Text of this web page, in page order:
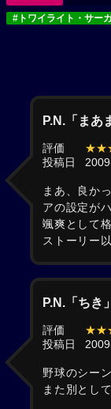
#トワイライト・サー
P.N.「まあ
評価
投稿日
まあ、良か
アの設定が
颯爽として
ストーリー
P.N.「ちき
評価
投稿日
野球のシー
また別とし